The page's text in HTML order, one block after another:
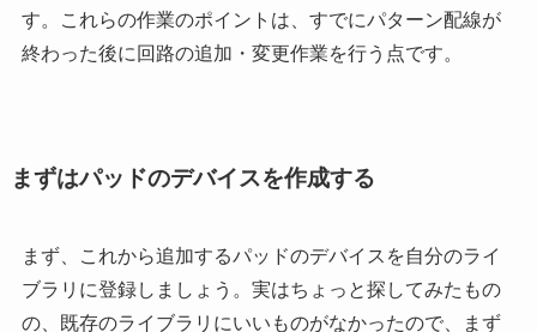
す。これらの作業のポイントは、すでにパターン配線が
終わった後に回路の追加・変更作業を行う点です。
まずはパッドのデバイスを作成する
まず、これから追加するパッドのデバイスを自分のライ
ブラリに登録しましょう。実はちょっと探してみたもの
の、既存のライブラリにいいものがなかったので、まず